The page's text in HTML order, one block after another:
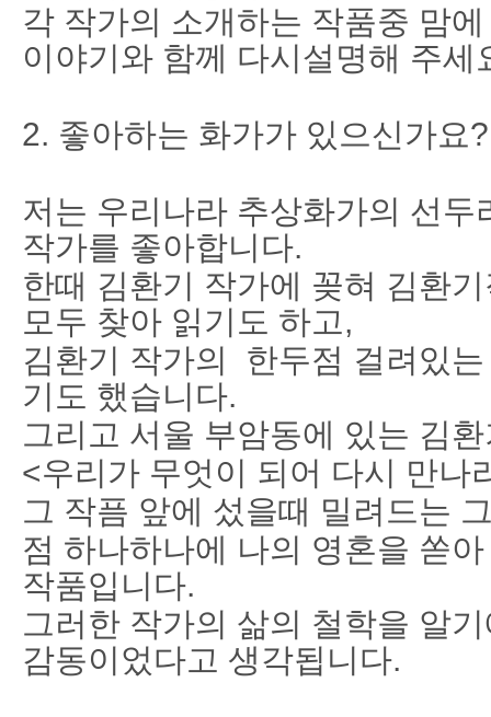
각 작가의 소개하는 작품중 맘
이야기와 함께 다시설명해 주세
2. 좋아하는 화가가 있으신가요?
저는 우리나라 추상화가의 선두
작가를 좋아합니다.
한때 김환기 작가에 꽂혀 김환
모두 찾아 읽기도 하고,
김환기 작가의 한두점 걸려있
기도 했습니다.
그리고 서울 부암동에 있는 김
<우리가 무엇이 되어 다시 만나
그 작픔 앞에 섰을때 밀려드는
점 하나하나에 나의 영혼을 쏟
작품입니다.
그러한 작가의 삶의 철학을 알
감동이었다고 생각됩니다.